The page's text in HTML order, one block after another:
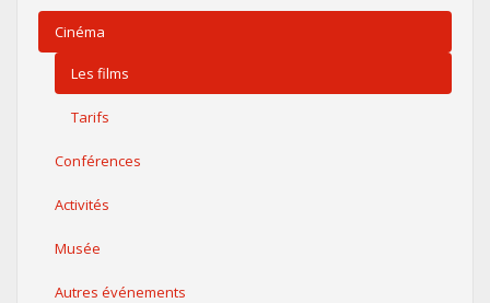
Cinéma
Les films
Tarifs
Conférences
Activités
Musée
Autres événements